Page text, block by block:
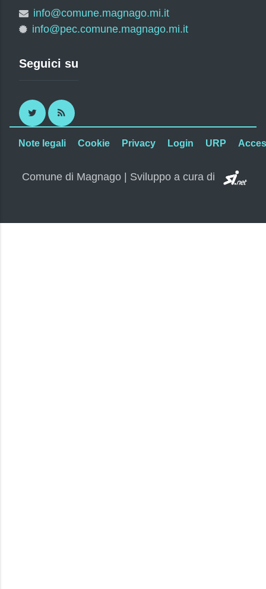
info@comune.magnago.mi.it
info@pec.comune.magnago.mi.it
Seguici su
Twitter RSS
Note legali Cookie Privacy Login URP
Comune di Magnago | Sviluppo a cura di